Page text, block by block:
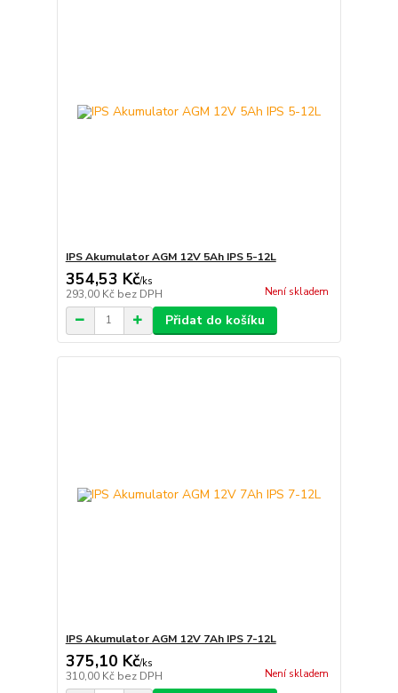
IPS Akumulator AGM 12V 5Ah IPS 5-12L
354,53 Kč/ks
293,00 Kč bez DPH Není skladem
Přidat do košíku
IPS Akumulator AGM 12V 7Ah IPS 7-12L
375,10 Kč/ks
310,00 Kč bez DPH Není skladem